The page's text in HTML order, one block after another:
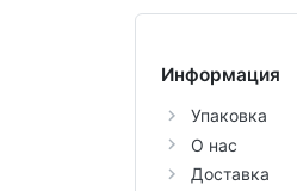
Информация
Упаковка
О нас
Доставка